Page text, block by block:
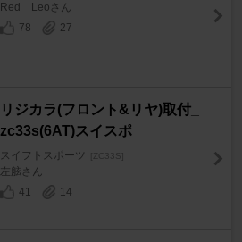
Red Leoさん
78
27
リジカラ(フロント&リヤ)取付_
zc33s(6AT)スイスポ
スイフトスポーツ [ZC33S]
左舷さん
41
14